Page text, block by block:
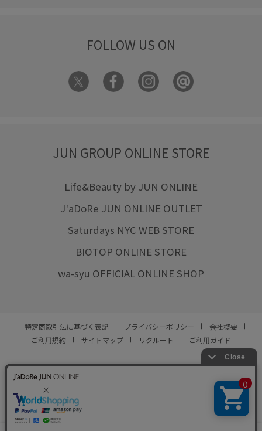
FOLLOW US ON
JUN GROUP ONLINE STORE
Life&Beauty by JUN ONLINE
J'aDoRe JUN ONLINE OUTLET
Saturdays NYC WEB STORE
BIOTOP ONLINE STORE
wa-syu OFFICIAL ONLINE SHOP
特定商取引法に基づく表記 プライバシーポリシー
会社概要
ご利用規約
サイトマップ リクルート ご利用ガイド
© JUN CO.,LTD. ALL RIGHTS RESERVED.